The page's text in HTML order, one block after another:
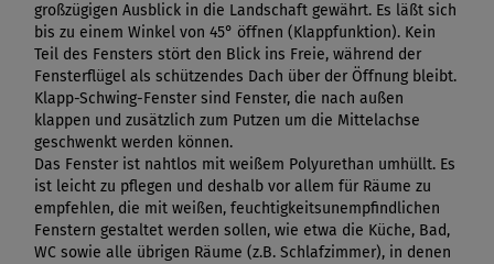
großzügigen Ausblick in die Landschaft gewährt. Es läßt sich
bis zu einem Winkel von 45° öffnen (Klappfunktion). Kein
Teil des Fensters stört den Blick ins Freie, während der
Fensterflügel als schützendes Dach über der Öffnung bleibt.
Klapp-Schwing-Fenster sind Fenster, die nach außen
klappen und zusätzlich zum Putzen um die Mittelachse
geschwenkt werden können.
Das Fenster ist nahtlos mit weißem Polyurethan umhüllt. Es
ist leicht zu pflegen und deshalb vor allem für Räume zu
empfehlen, die mit weißen, feuchtigkeitsunempfindlichen
Fenstern gestaltet werden sollen, wie etwa die Küche, Bad,
WC sowie alle übrigen Räume (z.B. Schlafzimmer), in denen